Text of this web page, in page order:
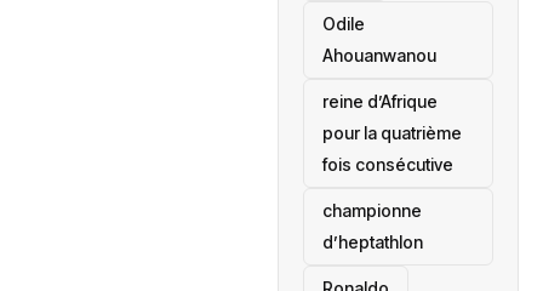
Odile
Ahouanwanou
reine d’Afrique
pour la quatrième
fois consécutive
championne
d’heptathlon